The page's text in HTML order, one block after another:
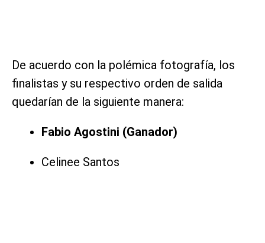
De acuerdo con la polémica fotografía, los
finalistas y su respectivo orden de salida
quedarían de la siguiente manera:
Fabio Agostini (Ganador)
Celinee Santos